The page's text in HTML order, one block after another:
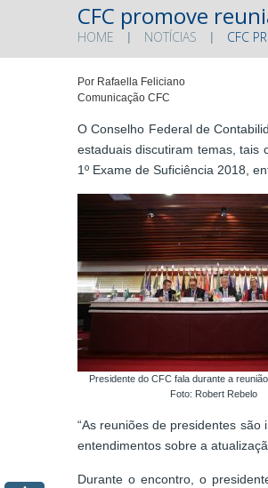
CFC promove
HOME NOTÍCIAS CFC
Por Rafaella Feliciano
Comunicação CFC
O Conselho Federal de
estaduais discutiram temas, tais
1º Exame de Suficiência 2018,
Presidente do CFC fala durante a
Foto: Robert Rebelo
“As reuniões de presidentes
entendimentos sobre a
Durante o encontro, o